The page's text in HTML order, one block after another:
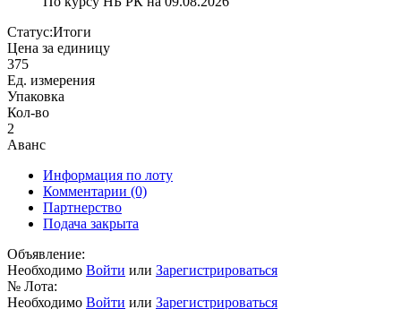
Статус:Итоги
Цена за единицу
375
Ед. измерения
Упаковка
Кол-во
2
Аванс
Информация по лоту
Комментарии (0)
Партнерство
Подача закрыта
Объявление:
Необходимо Войти или Зарегистрироваться
№ Лота:
Необходимо Войти или Зарегистрироваться